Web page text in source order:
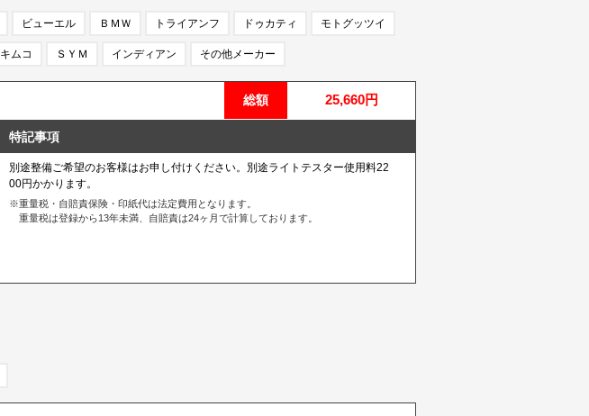
ビューエル ＢＭＷ トライアンフ ドゥカティ モトグッツイ
キムコ ＳＹＭ インディアン その他メーカー
総額 25,660円
特記事項
別途整備ご希望のお客様はお申し付けください。別途ライトテスター使用料22
00円かかります。
※重量税・自賠責保険・印紙代は法定費用となります。
重量税は登録から13年未満、自賠責は24ヶ月で計算しております。